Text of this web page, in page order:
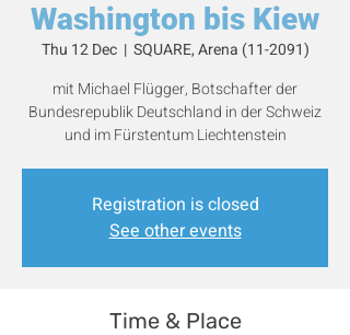
Washington bis Kiew
Thu 12 Dec
  |
SQUARE, Arena (11-2091)
mit Michael Flügger, Botschafter der
Bundesrepublik Deutschland in der Schweiz
und im Fürstentum Liechtenstein
Registration is closed
See other events
Time & Place